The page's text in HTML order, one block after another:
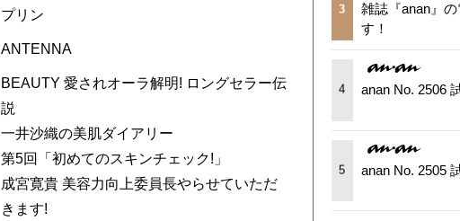
プリン
ANTENNA
BEAUTY 愛されオーラ解明! ロングセラー伝
説
一井沙織の美肌ダイアリー
第5回「初めてのスキンチェック!」
成宮寛貴 美容力向上委員長やらせていただ
きます!
3
雑誌『anan』
す！
4 anan No. 2506
5 anan No. 2505